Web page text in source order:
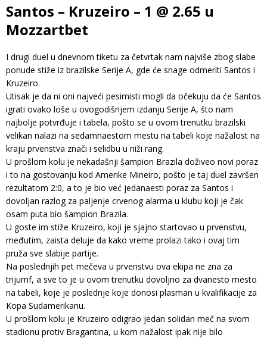
Santos – Kruzeiro – 1 @ 2.65 u
Mozzartbet
I drugi duel u dnevnom tiketu za četvrtak nam najviše zbog slabe
ponude stiže iz brazilske Serije A, gde će snage odmeriti Santos i
Kruzeiro.
Utisak je da ni oni najveći pesimisti mogli da očekuju da će Santos
igrati ovako loše u ovogodišnjem izdanju Serije A, što nam
najbolje potvrđuje i tabela, pošto se u ovom trenutku brazilski
velikan nalazi na sedamnaestom mestu na tabeli koje nažalost na
kraju prvenstva znači i selidbu u niži rang.
U prošlom kolu je nekadašnji šampion Brazila doživeo novi poraz
i to na gostovanju kod Amerike Mineiro, pošto je taj duel završen
rezultatom 2:0, a to je bio već jedanaesti poraz za Santos i
dovoljan razlog za paljenje crvenog alarma u klubu koji je čak
osam puta bio šampion Brazila.
U goste im stiže Kruzeiro, koji je sjajno startovao u prvenstvu,
međutim, zaista deluje da kako vreme prolazi tako i ovaj tim
pruža sve slabije partije.
Na poslednjih pet mečeva u prvenstvu ova ekipa ne zna za
trijumf, a sve to je u ovom trenutku dovoljno za dvanesto mesto
na tabeli, koje je poslednje koje donosi plasman u kvalifikacije za
Kopa Sudamerikanu.
U prošlom kolu je Kruzeiro odigrao jedan solidan meč na svom
stadionu protiv Bragantina, u kom nažalost ipak nije bilo